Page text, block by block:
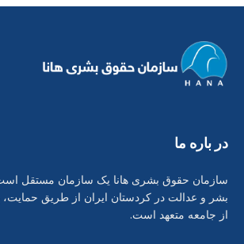
در بارە ما
سازمان حقوق بشری هانا یک سازمان مستقل
بشر و عدالت در کردستان ایران از طریق حمایت،
از جامعه متعهد است.